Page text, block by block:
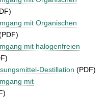
mit Organischen
mit halogenfreien
Destillation (PDF)
mit